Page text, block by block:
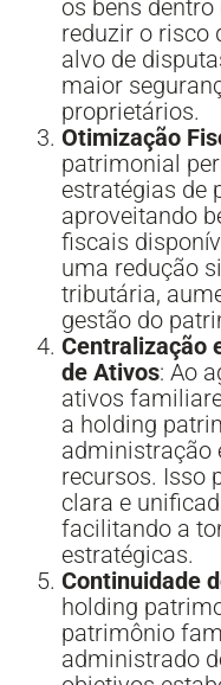
os bens
reduzir o risco
alvo de
maior
proprietários.
Otimização
patrimonial
estratégias de
aproveitando
fiscais
uma redução
tributária,
gestão do
Centralização
de Ativos: Ao
ativos
a holding
administração
recursos. Isso
clara e
facilitando a
estratégicas.
Continuidade
holding
patrimônio
administrado